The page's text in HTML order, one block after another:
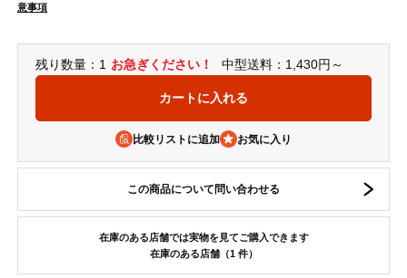
意事項
残り数量：1 お急ぎください！ 中型送料：1,430円～
比較リストに追加
この商品について問い合わせる
在庫のある店舗では実物を見てご購入できます
在庫のある店舗（1 件）